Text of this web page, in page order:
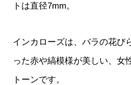
トは直径7mm。
インカローズは、バラの花び
った赤や縞模様が美しい、女
トーンです。